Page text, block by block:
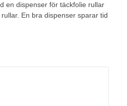
en dispenser för täckfolie rullar
En bra dispenser sparar tid